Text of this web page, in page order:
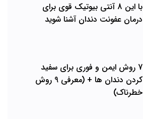
با این 8 آنتی بیوتیک قوی برای
درمان عفونت دندان آشنا شوید
7 روش ایمن و فوری برای سفید
کردن دندان ها + (معرفی 9 روش
خطرناک)